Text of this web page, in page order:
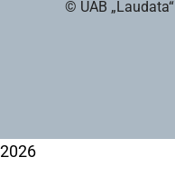
© UAB „Laudata“
2026